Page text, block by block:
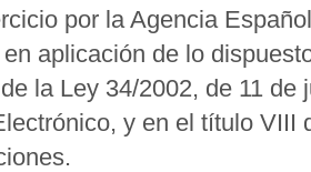
por la Agencia
aplicación de lo
la Ley 34/2002, de 11
y en el título VIII